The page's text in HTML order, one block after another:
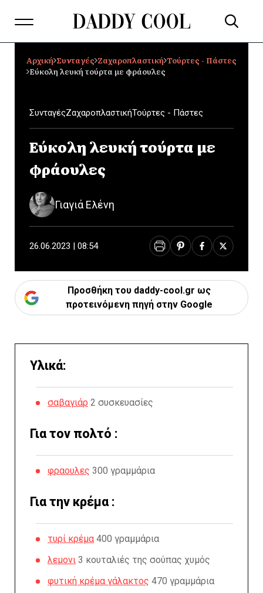
Αρχική Συνταγές Ζαχαροπλαστική Τούρτες - Πάστες
Εύκολη λευκή τούρτα με φράουλες
ΣυνταγέςΖαχαροπλαστικήΤούρτες - Πάστες
Εύκολη λευκή τούρτα με
φράουλες
Γιαγιά Ελένη
26.06.2023 | 08:54
Προσθήκη του daddy-cool.gr ως
προτεινόμενη πηγή στην Google
Υλικά:
σαβαγιάρ 2 συσκευασίες
Για τον πολτό :
φραουλες 300 γραμμάρια
Για την κρέμα :
τυρί κρέμα 400 γραμμάρια
λεμονι 3 κουταλιές της σούπας χυμός
φυτική κρέμα γάλακτος 470 γραμμάρια